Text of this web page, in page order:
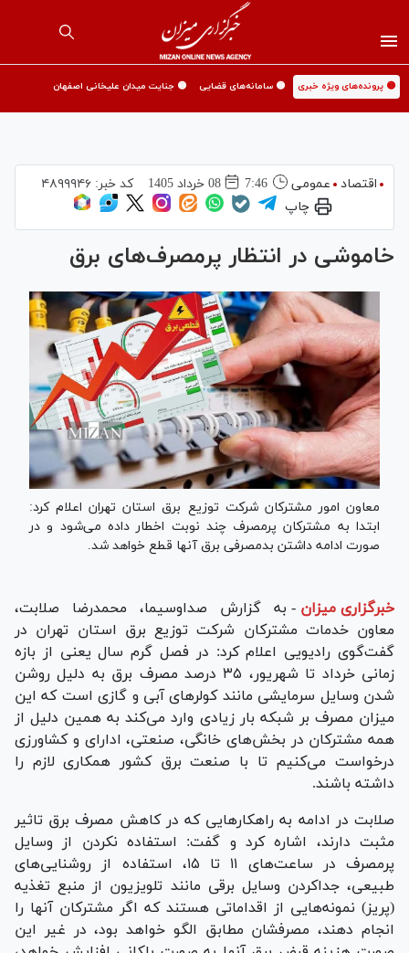
🟡 پرونده‌های ویژه خبری 🟡 سامانه‌های قضایی 🟡 جنایت میدان علیخانی اصفهان
اقتصاد عمومی 7:46 08 خرداد 1405 کد خبر:۴۸۹۹۹۴۶
چاپ
خاموشی در انتظار پرمصرف‌های برق
معاون امور مشترکان شرکت توزیع برق استان تهران اعلام کرد:
ابتدا به مشترکان پرمصرف چند نوبت اخطار داده می‌شود و در
صورت ادامه داشتن بدمصرفی برق آنها قطع خواهد شد.
خبرگزاری میزان - به گزارش صداوسیما، محمدرضا صلابت،
معاون خدمات مشترکان شرکت توزیع برق استان تهران در
گفت‌گوی رادیویی اعلام کرد: در فصل گرم سال یعنی از بازه
زمانی خرداد تا شهریور، ۳۵ درصد مصرف برق به دلیل روشن
شدن وسایل سرمایشی مانند کولر‌های آبی و گازی است که این
میزان مصرف بر شبکه بار زیادی وارد می‌کند به همین دلیل از
همه مشترکان در بخش‌های خانگی، صنعتی، ادارای و کشاورزی
درخواست می‌کنیم تا با صنعت برق کشور همکاری لازم را
داشته باشند.
صلابت در ادامه به راهکار‌هایی که در کاهش مصرف برق تاثیر
مثبت دارند، اشاره کرد و گفت: استفاده نکردن از وسایل
پرمصرف در ساعت‌های ۱۱ تا ۱۵، استفاده از روشنایی‌های
طبیعی، جداکردن وسایل برقی مانند تلویزیون از منبع تغذیه
(پریز) نمونه‌هایی از اقداماتی هستند که اگر مشترکان آنها را
انجام دهند، مصرفشان مطابق الگو خواهد بود، در غیر این